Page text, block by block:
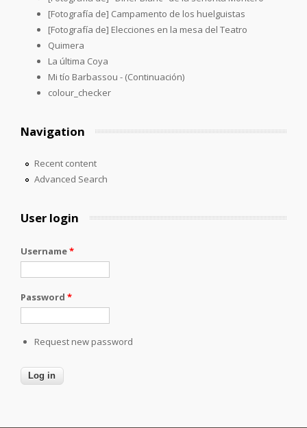
[Fotografía de] Campamento de los huelguistas
[Fotografía de] Elecciones en la mesa del Teatro
Quimera
La última Coya
Mi tío Barbassou - (Continuación)
colour_checker
Navigation
Recent content
Advanced Search
User login
Username*
Password *
Request new password